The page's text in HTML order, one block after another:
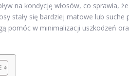
na kondycję włosów, co sprawia,
stały się bardziej matowe lub
pomóc w minimalizacji uszkodzeń